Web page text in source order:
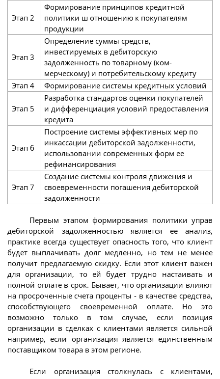
Этап 2
Формирование принципов кредитной
политики ш отношению к покупателям
продукции
Этап 3
Определение суммы средств,
инвестируемых в дебиторскую
задолженность по товарному (ком­
мерческому) и потребительскому кредиту
Этап 4
Формирование системы кредитных условий
Этап 5
Разработка стандартов оценки покупателей
и диф­ференциация условий предоставления
кредита
Этап б
Построение системы эффективных мер по
инкассации дебиторской задолженности,
использовании современных форм ее
рефинансирования
Этап 7
Создание системы контроля движения и
своевременности погашения дебиторской
задолженности
Первым этапом формирования политики управ
дебиторской задолженностью является ее анализ,
практике всегда существует опасность того, что клиент
будет выплачивать долг медленно, но тем не менее
получит предлагаемую скидку. Если этот клиент важен
для организации, то ей будет трудно настаивать и
полной оплате в срок. Бывает, что организации влияют
на просроченные счета проценты - в качестве средства,
способствующего своевременной оплате. Но это
возможно только в том случае, если позиция
организации в сделках с клиентами является сильной
например, если организация является единственным
поставщиком товара в этом регионе.
Если организация столкнулась с клиентами,